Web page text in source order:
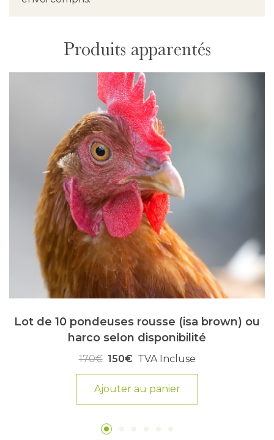
Produits apparentés
Lot de 10 pondeuses rousse (isa brown) ou
harco selon disponibilité
170€ 150€ TVA Incluse
Ajouter au panier